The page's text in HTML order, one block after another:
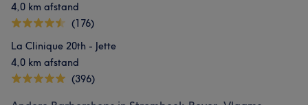
4,0 km afstand
(176)
La Clinique 20th - Jette
4,0 km afstand
(396)